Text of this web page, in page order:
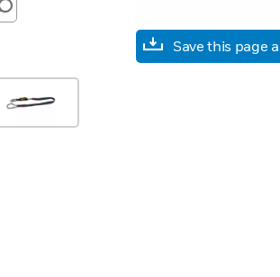
SEARCH
Save this page